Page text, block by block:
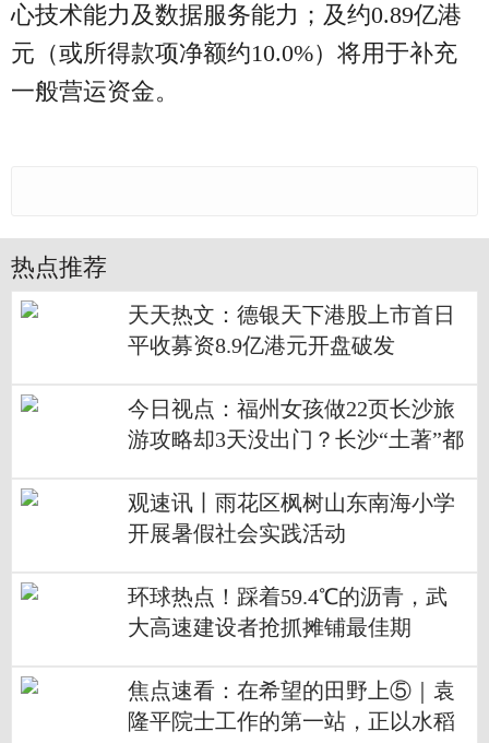
心技术能力及数据服务能力；及约0.89亿港
元（或所得款项净额约10.0%）将用于补充
一般营运资金。
热点推荐
天天热文：德银天下港股上市首日
平收募资8.9亿港元开盘破发
今日视点：福州女孩做22页长沙旅
游攻略却3天没出门？长沙“土著”都
观速讯丨雨花区枫树山东南海小学
开展暑假社会实践活动
环球热点！踩着59.4℃的沥青，武
大高速建设者抢抓摊铺最佳期
焦点速看：在希望的田野上⑤｜袁
隆平院士工作的第一站，正以水稻